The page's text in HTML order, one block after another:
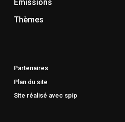
Émissions
Thèmes
Partenaires
Plan du site
Site réalisé avec spip